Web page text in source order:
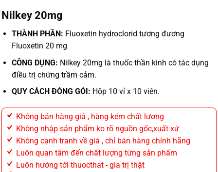
Nilkey 20mg
THÀNH PHẦN: Fluoxetin hydroclorid tương đương
Fluoxetin 20 mg
CÔNG DỤNG: Nilkey 20mg là thuốc thần kinh có tác dụng
điều trị chứng trầm cảm.
QUY CÁCH ĐÓNG GÓI: Hộp 10 vỉ x 10 viên.
Không bán hàng giả , hàng kém chất lương
Không nhập sản phẩm ko rõ nguồn gốc,xuất xứ
Không cạnh tranh về giá , chỉ bán hàng chính hãng
Luôn quan tâm đến chất lượng từng sản phẩm
Luôn hướng tới thuocthat - gia trị thật